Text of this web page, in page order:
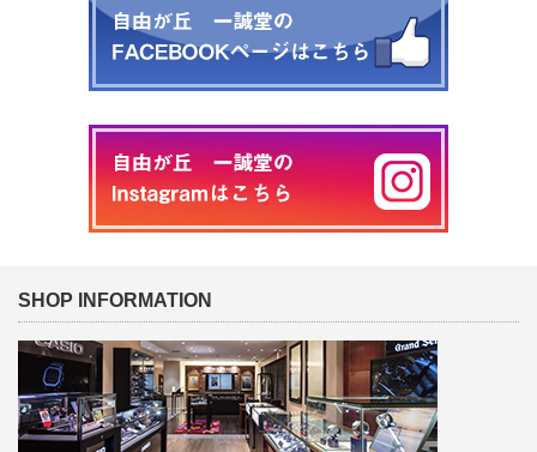
SHOP INFORMATION